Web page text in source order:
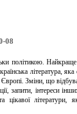
08
політикою. Найкраще
література,
Європі. Зміни, що
запити, інтереси
цікавої літератури,